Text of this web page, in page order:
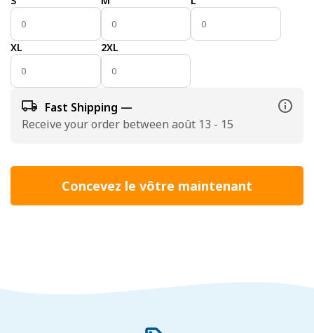
XL 2XL
Fast Shipping —
Receive your order between août 13 - 15
Concevez le vôtre maintenant